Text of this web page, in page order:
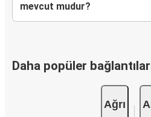
mevcut mudur?
Daha popüler
Ağrı